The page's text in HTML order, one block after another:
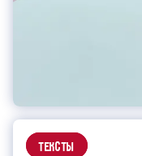
Тексты